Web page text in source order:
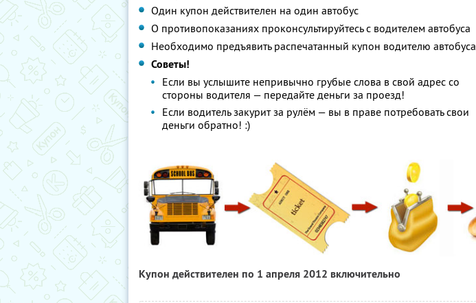
Один купон действителен на один автобус
О противопоказаниях проконсультируйтесь с водителем автобуса
Необходимо предъявить распечатанный купон водителю автобуса
Советы!
Если вы услышите непривычно грубые слова в свой адрес со
стороны водителя — передайте деньги за проезд!
Если водитель закурит за рулём — вы в праве потребовать свои
деньги обратно! :)
Купон действителен по 1 апреля 2012 включительно